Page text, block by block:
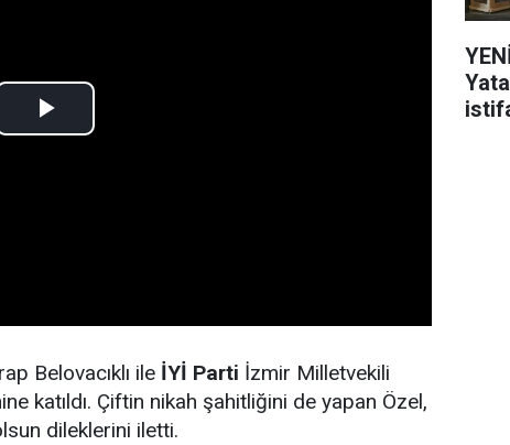
Belovacıklı ile İYİ Parti İzmir Milletvekili
katıldı. Çiftin nikah şahitliğini de yapan Özel,
dileklerini iletti.